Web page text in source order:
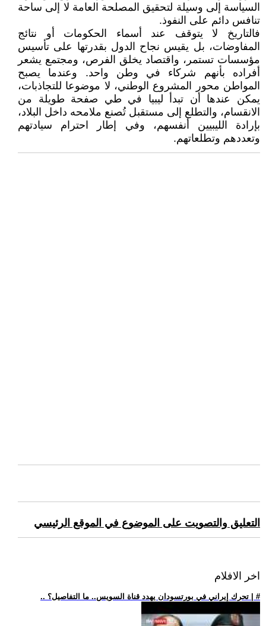
السياسة إلى وسيلة لتحقيق المصلحة العامة لا إلى ساحة
تنافس دائم على النفوذ.
فالتاريخ لا يتوقف عند أسماء الحكومات أو نتائج
المفاوضات، بل يقيس نجاح الدول بقدرتها على تأسيس
مؤسسات تستمر، واقتصاد يخلق الفرص، ومجتمع يشعر
أفراده بأنهم شركاء في وطن واحد. وعندما يصبح
المواطن محور المشروع الوطني، لا موضوعا للتجاذبات،
يمكن عندها أن تبدأ ليبيا في طي صفحة طويلة من
الانقسام، والتطلع إلى مستقبل تُصنع ملامحه داخل البلاد،
بإرادة الليبيين أنفسهم، وفي إطار احترام سيادتهم
وتعددهم وتطلعاتهم.
التعليق والتصويت على الموضوع في الموقع الرئيسي
اخر الافلام
.. تحرك إيراني في بورتسودان يهدد قناة السويس.. ما التفاصيل؟ | #